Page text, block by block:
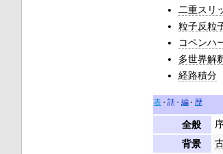
二重スリ
粒子反粒
コペンハ
多世界解
経路積分
表 話 編 歴
全般
背景